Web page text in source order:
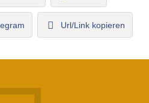
Url/Link kopieren